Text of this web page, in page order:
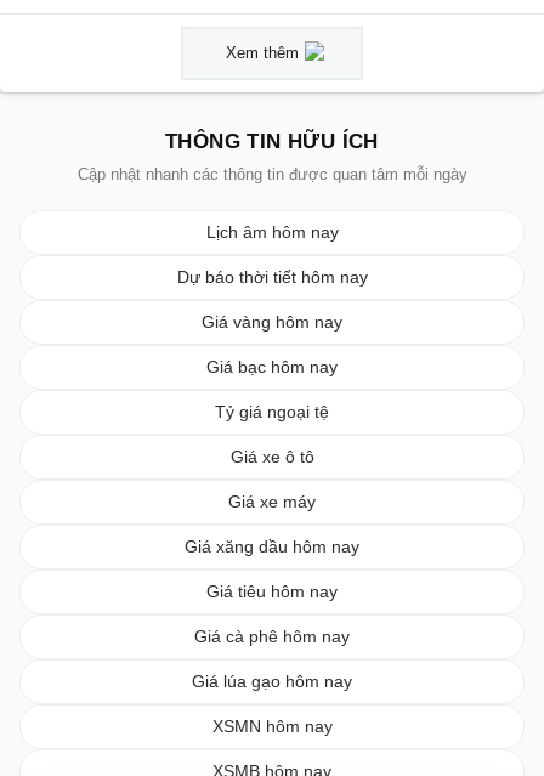
Xem thêm
THÔNG TIN HỮU ÍCH
Cập nhật nhanh các thông tin được quan tâm mỗi ngày
Lịch âm hôm nay
Dự báo thời tiết hôm nay
Giá vàng hôm nay
Giá bạc hôm nay
Tỷ giá ngoại tệ
Giá xe ô tô
Giá xe máy
Giá xăng dầu hôm nay
Giá tiêu hôm nay
Giá cà phê hôm nay
Giá lúa gạo hôm nay
XSMN hôm nay
XSMB hôm nay